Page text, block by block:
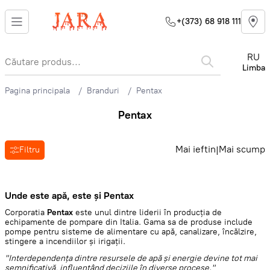
+(373) 68 918 111
RU
Limba
Pagina principala Branduri Pentax
Pentax
Filtru Mai ieftin|Mai scump
Unde este apă, este și Pentax
Corporatia Pentax este unul dintre liderii în producția de
echipamente de pompare din Italia. Gama sa de produse include
pompe pentru sisteme de alimentare cu apă, canalizare, încălzire,
stingere a incendiilor și irigații.
"Interdependența dintre resursele de apă și energie devine tot mai
semnificativă, influențând deciziile în diverse procese."